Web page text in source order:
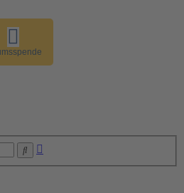
Suche